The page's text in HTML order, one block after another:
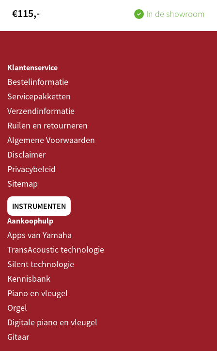
€115,- In de showroom
Klantenservice
Bestelinformatie
Servicepakketten
Verzendinformatie
Ruilen en retourneren
Algemene Voorwaarden
Disclaimer
Privacybeleid
Sitemap
INSTRUMENTEN
Aankoophulp
Apps van Yamaha
TransAcoustic technologie
Silent technologie
Kennisbank
Piano en vleugel
Orgel
Digitale piano en vleugel
Gitaar